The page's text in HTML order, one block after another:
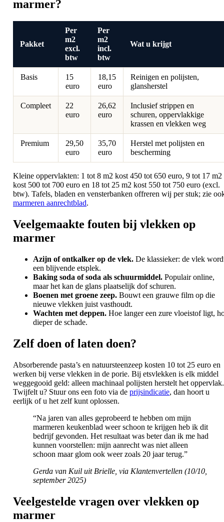
marmer?
Pakket
Per
m2
excl.
btw
Per
m2
incl.
btw
Wat u krijgt
Basis
15
euro
18,15
euro
Reinigen en polijsten,
glansherstel
Compleet
22
euro
26,62
euro
Inclusief strippen en
schuren, oppervlakkige
krassen en vlekken weg
Premium
29,50
euro
35,70
euro
Herstel met polijsten en
bescherming
Kleine oppervlakten: 1 tot 8 m2 kost 450 tot 650 euro, 9 tot 17 m2
kost 500 tot 700 euro en 18 tot 25 m2 kost 550 tot 750 euro (excl.
btw). Tafels, bladen en vensterbanken offreren wij per stuk; zie
marmeren aanrechtblad.
Veelgemaakte fouten bij vlekken op
marmer
Azijn of ontkalker op de vlek. De klassieker: de vlek
een blijvende etsplek.
Baking soda of soda als schuurmiddel. Populair online,
maar het kan de glans plaatselijk dof schuren.
Boenen met groene zeep. Bouwt een grauwe film op die
nieuwe vlekken juist vasthoudt.
Wachten met deppen. Hoe langer een zure vloeistof ligt,
dieper de schade.
Zelf doen of laten doen?
Absorberende pasta’s en natuursteenzeep kosten 10 tot 25 euro en
werken bij verse vlekken in de porie. Bij etsvlekken is elk middel
weggegooid geld: alleen machinaal polijsten herstelt het oppervlak.
Twijfelt u? Stuur ons een foto via de prijsindicatie, dan hoort u
eerlijk of u het zelf kunt oplossen.
“Na jaren van alles geprobeerd te hebben om mijn
marmeren keukenblad weer schoon te krijgen heb ik dit
bedrijf gevonden. Het resultaat was beter dan ik me had
kunnen voorstellen: mijn aanrecht was niet alleen
schoon maar glom ook weer zoals 20 jaar terug.”
Gerda van Kuil uit Brielle, via Klantenvertellen (10/10,
september 2025)
Veelgestelde vragen over vlekken op
marmer